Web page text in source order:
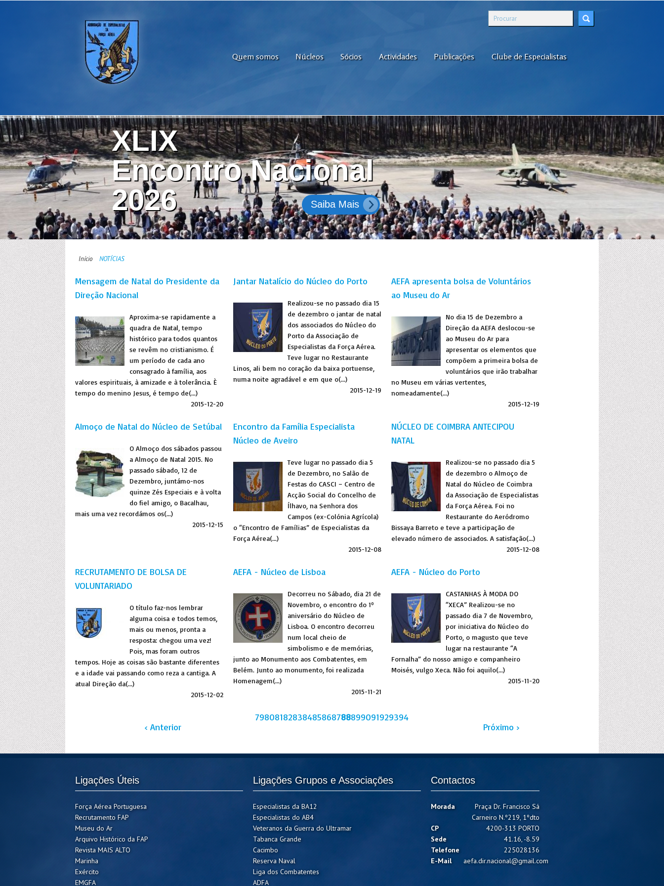
Quem somos Núcleos Sócios Actividades Publicações Clube de Especialistas
XLIX
Encontro Nacional
2026
Saiba Mais
Início NOTÍCIAS
Mensagem de Natal do Presidente da
Direção Nacional
Aproxima-se rapidamente a
quadra de Natal, tempo
histórico para todos quantos
se revêm no cristianismo. É
um período de cada ano
consagrado à família, aos
valores espirituais, à amizade e à tolerância. È
tempo do menino Jesus, é tempo de(...)
2015-12-20
Jantar Natalício do Núcleo do Porto
Realizou-se no passado dia 15
de dezembro o jantar de natal
dos associados do Núcleo do
Porto da Associação de
Especialistas da Força Aérea.
Teve lugar no Restaurante
Linos, ali bem no coração da baixa portuense,
numa noite agradável e em que o(...)
2015-12-19
AEFA apresenta bolsa de Voluntários
ao Museu do Ar
No dia 15 de Dezembro a
Direção da AEFA deslocou-se
ao Museu do Ar para
apresentar os elementos que
compõem a primeira bolsa de
voluntários que irão trabalhar
no Museu em várias vertentes,
nomeadamente(...)
2015-12-19
Almoço de Natal do Núcleo de Setúbal
O Almoço dos sábados passou
a Almoço de Natal 2015. No
passado sábado, 12 de
Dezembro, juntámo-nos
quinze Zés Especiais e à volta
do fiel amigo, o Bacalhau,
mais uma vez recordámos os(...)
2015-12-15
Encontro da Família Especialista 
Núcleo de Aveiro
Teve lugar no passado dia 5
de Dezembro, no Salão de
Festas do CASCI – Centro de
Acção Social do Concelho de
Ílhavo, na Senhora dos
Campos (ex-Colónia Agrícola)
o “Encontro de Famílias” de Especialistas da
Força Aérea(...)
2015-12-08
NÚCLEO DE COIMBRA ANTECIPOU
NATAL
Realizou-se no passado dia 5
de dezembro o Almoço de
Natal do Núcleo de Coimbra
da Associação de Especialistas
da Força Aérea. Foi no
Restaurante do Aeródromo
Bissaya Barreto e teve a participação de
elevado número de associados. A satisfação(...)
2015-12-08
RECRUTAMENTO DE BOLSA DE
VOLUNTARIADO
O título faz-nos lembrar
alguma coisa e todos temos,
mais ou menos, pronta a
resposta: chegou uma vez!
Pois, mas foram outros
tempos. Hoje as coisas são bastante diferentes
e a idade vai passando como reza a cantiga. A
atual Direção da(...)
2015-12-02
AEFA - Núcleo de Lisboa
Decorreu no Sábado, dia 21 de
Novembro, o encontro do 1º
aniversário do Núcleo de
Lisboa. O encontro decorreu
num local cheio de
simbolismo e de memórias,
junto ao Monumento aos Combatentes, em
Belém. Junto ao monumento, foi realizada
Homenagem(...)
2015-11-21
AEFA - Núcleo do Porto
CASTANHAS À MODA DO
“XECA” Realizou-se no
passado dia 7 de Novembro,
por iniciativa do Núcleo do
Porto, o magusto que teve
lugar na restaurante “A
Fornalha” do nosso amigo e companheiro
Moisés, vulgo Xeca. Não foi aquilo(...)
2015-11-20
‹ Anterior
79808182838485868788899091929394
Próximo ›
Ligações Úteis
Força Aérea Portuguesa
Recrutamento FAP
Museu do Ar
Arquivo Histórico da FAP
Revista MAIS ALTO
Marinha
Exército
EMGFA
Ligações Grupos e Associações
Especialistas da BA12
Especialistas do AB4
Veteranos da Guerra do Ultramar
Tabanca Grande
Cacimbo
Reserva Naval
Liga dos Combatentes
ADFA
Contactos
Morada
Praça Dr. Francisco Sá
Carneiro N.º219, 1ºdto
CP
4200-313 PORTO
Sede
41.16, -8.59
Telefone
225028136
E-Mail
aefa.dir.nacional@gmail.com